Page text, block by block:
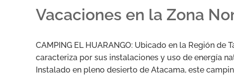
Vacaciones en la Zona
CAMPING EL HUARANGO: Ubicado en la Región
caracteriza por sus instalaciones y uso de energía
Instalado en pleno desierto de Atacama, este